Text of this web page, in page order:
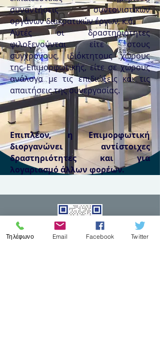
συναντήσεις συντονιστικών
οργάνων διακρατικών έργων, κ.ά.
Αυτές οι δραστηριότητες
φιλοξενούνται είτε στους
σύγχρονους, ιδιόκτητους χώρους
της Επιμορφωτικής, είτε σε χώρους
ανάλογα με τις επιδιώξεις και τις
απαιτήσεις της συνεργασίας.
Επιπλέον, η Επιμορφωτική
διοργανώνει αντίστοιχες
δραστηριότητες και για
λογαριασμό άλλων φορέων.
Τηλέφωνο Email Facebook Twitter